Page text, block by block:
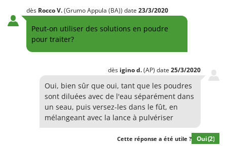
dès RoccoV.(Grumo Appula (BA)) date 23/3/2020
Peut-on utiliser des solutions en poudre
pour traiter?
dès iginod.(AP) date 25/3/2020
Oui, bien sûr que oui, tant que les poudres
sont diluées avec de l'eau séparément dans
un seau, puis versez-les dans le fût, en
mélangeant avec la lance à pulvériser
Cette réponse a été utile ? Oui(2)